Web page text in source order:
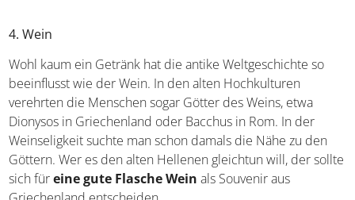
Region, Pistazien oder frischer Vanille verfeinert.
4. Wein
Wohl kaum ein Getränk hat die antike Weltgeschichte so
beeinflusst wie der Wein. In den alten Hochkulturen
verehrten die Menschen sogar Götter des Weins, etwa
Dionysos in Griechenland oder Bacchus in Rom. In der
Weinseligkeit suchte man schon damals die Nähe zu den